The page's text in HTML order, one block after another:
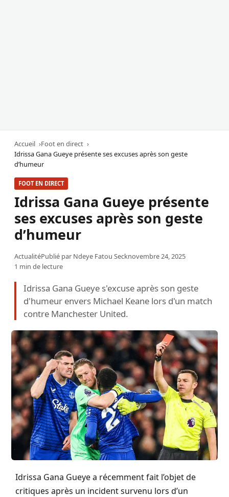
Accueil
Foot en direct
Idrissa Gana Gueye présente ses excuses après son geste
d’humeur
FOOT EN DIRECT
Idrissa Gana Gueye présente
ses excuses après son geste
d’humeur
ActualitéPublié par Ndeye Fatou Secknovembre 24, 2025
1 min de lecture
Idrissa Gana Gueye s'excuse après son geste
d'humeur envers Michael Keane lors d'un match
contre Manchester United.
Idrissa Gana Gueye a récemment fait l’objet de
critiques après un incident survenu lors d’un